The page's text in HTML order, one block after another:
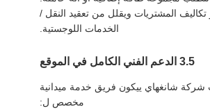
تكاليف المشتريات ويقلل من تعقيد النقل /
الخدمات اللوجستية.
3.5 الدعم الفني الكامل في الموقع
شانغهاي ييكون فريق خدمة ميدانية
مخصص ل: